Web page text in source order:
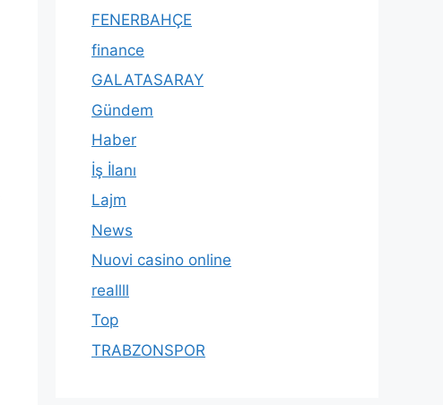
FENERBAHÇE
finance
GALATASARAY
Gündem
Haber
İş İlanı
Lajm
News
Nuovi casino online
reallll
Top
TRABZONSPOR